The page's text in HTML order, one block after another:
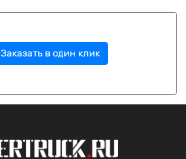
Заказать в один клик